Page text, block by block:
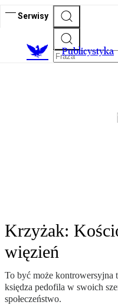
Serwisy
Publicystyka
Krzyżak:
więzień
To być może kontrowersyjna
księdza pedofila w swoich
społeczeństwo.